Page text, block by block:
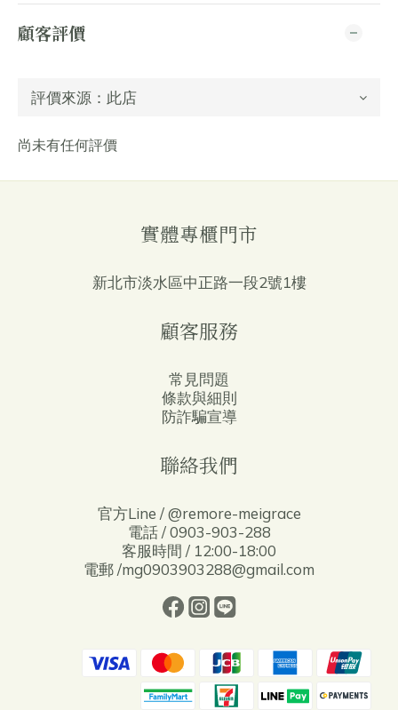
顧客評價
尚未有任何評價
實體專櫃門市
新北市淡水區中正路一段2號1樓
顧客服務
常見問題
條款與細則
防詐騙宣導
聯絡我們
官方Line / @remore-meigrace
電話 / 0903-903-288
客服時間 / 12:00-18:00
電郵 /mg0903903288@gmail.com